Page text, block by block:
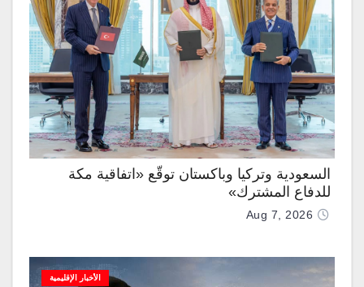
السعودية وتركيا وباكستان توقّع «اتفاقية مكة
للدفاع المشترك»
Aug 7, 2026
الأخبار الإقليمية